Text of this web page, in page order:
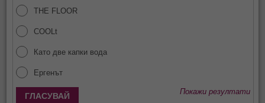
THE FLOOR
COOLt
Като две капки вода
Ергенът
Покажи резултати